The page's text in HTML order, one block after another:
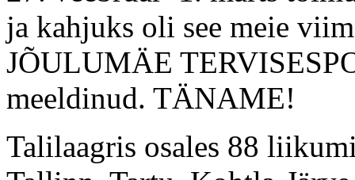
ja kahjuks oli see meie
JÕULUMÄE
meeldinud. TÄNAME!
Talilaagris osales 88